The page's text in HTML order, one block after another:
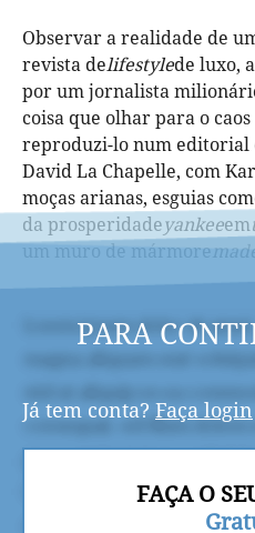
Observar a realidade de
revista delifestylede luxo, a
por um jornalista
coisa que olhar para o
reproduzi-lo num editorial
David La Chapelle, com
moças arianas, esguias
da prosperidadeyankeeem
um muro de mármore
PARA
Já tem conta? Faça login
FAÇA O